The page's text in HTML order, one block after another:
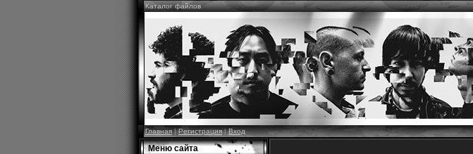
Каталог файлов
Главная|Регистрация|Вход
Меню сайта